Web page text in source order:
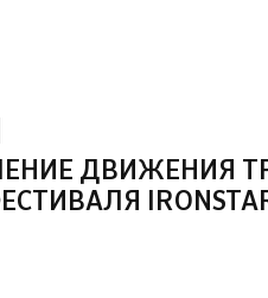
ДВИЖЕНИЯ